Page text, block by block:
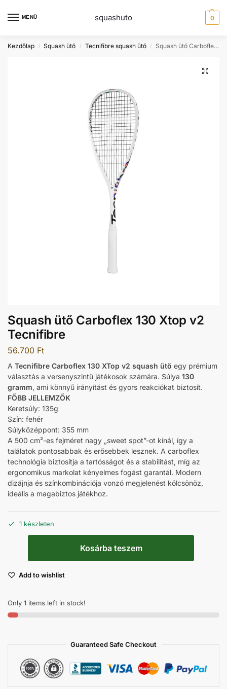
MENÜ squashuto 0
Kezdőlap / Squash ütő / Tecnifibre squash ütő / Squash ütő Carboflex 130 Xtop v2 Tecnifibre
Squash ütő Carboflex 130 Xtop v2
Tecnifibre
56.700 Ft
A Tecnifibre Carboflex 130 XTop v2 squash ütő egy prémium
választás a versenyszintű játékosok számára. Súlya 130
gramm, ami könnyű irányítást és gyors reakciókat biztosít.
FŐBB JELLEMZŐK
Keretsúly: 135g
Szín: fehér
Súlyközéppont: 355 mm
A 500 cm²-es fejméret nagy „sweet spot”-ot kínál, így a
találatok pontosabbak és erősebbek lesznek. A carboflex
technológia biztosítja a tartósságot és a stabilitást, míg az
ergonomikus markolat kényelmes fogást garantál. Modern
dizájnja és színkombinációja vonzó megjelenést kölcsönöz,
ideális a magabiztos játékhoz.
1 készleten
Kosárba teszem
Add to wishlist
Only 1 items left in stock!
Guaranteed Safe Checkout